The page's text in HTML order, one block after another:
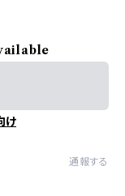
け
通報する